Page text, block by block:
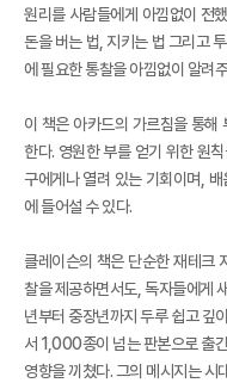
원리를 사람들에게 아낌없이 전
돈을 버는 법, 지키는 법 그리고
에 필요한 통찰을 아낌없이 알려
이 책은 아카드의 가르침을 통해
한다. 영원한 부를 얻기 위한 원
구에게나 열려 있는 기회이며,
에 들어설 수 있다.
클레이슨의 책은 단순한 재테크
찰을 제공하면서도, 독자들에게
년부터 중장년까지 두루 쉽고 깊
서 1,000종이 넘는 판본으로 출
영향을 끼쳤다. 그의 메시지는 시